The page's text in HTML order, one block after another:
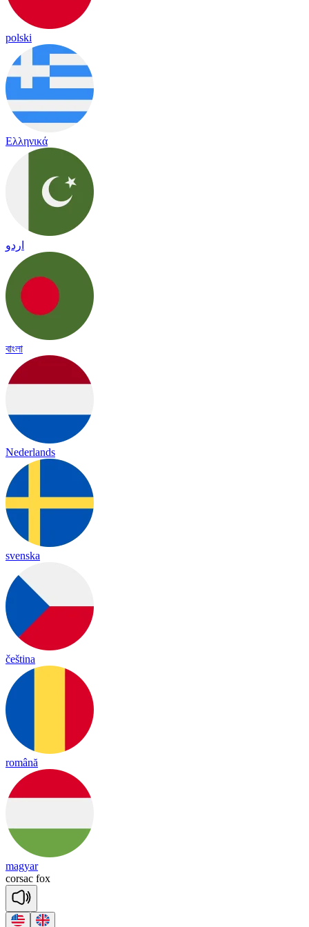
polski
Ελληνικά
اردو
বাংলা
Nederlands
svenska
čeština
română
magyar
corsac fox